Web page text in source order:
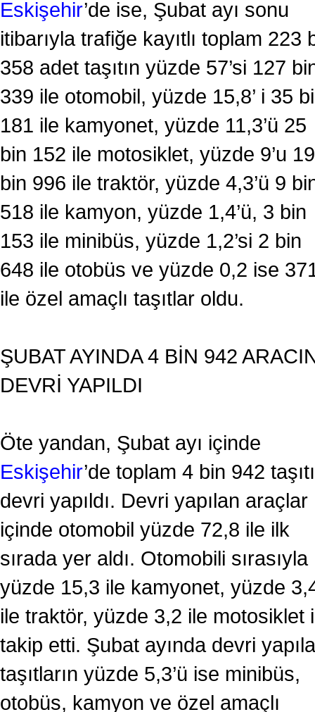
Eskişehir’de ise, Şubat ayı sonu
itibarıyla trafiğe kayıtlı toplam 223
358 adet taşıtın yüzde 57’si 127
339 ile otomobil, yüzde 15,8’ i 35
181 ile kamyonet, yüzde 11,3’ü 25
bin 152 ile motosiklet, yüzde 9’u 19
bin 996 ile traktör, yüzde 4,3’ü 9
518 ile kamyon, yüzde 1,4’ü, 3 bin
153 ile minibüs, yüzde 1,2’si 2 bin
648 ile otobüs ve yüzde 0,2 ise
ile özel amaçlı taşıtlar oldu.
ŞUBAT AYINDA 4 BİN 942
DEVRİ YAPILDI
Öte yandan, Şubat ayı içinde
Eskişehir’de toplam 4 bin 942
devri yapıldı. Devri yapılan araçlar
içinde otomobil yüzde 72,8 ile ilk
sırada yer aldı. Otomobili sırasıyla
yüzde 15,3 ile kamyonet, yüzde
ile traktör, yüzde 3,2 ile motosiklet
takip etti. Şubat ayında devri
taşıtların yüzde 5,3’ü ise minibüs,
otobüs, kamyon ve özel amaçlı